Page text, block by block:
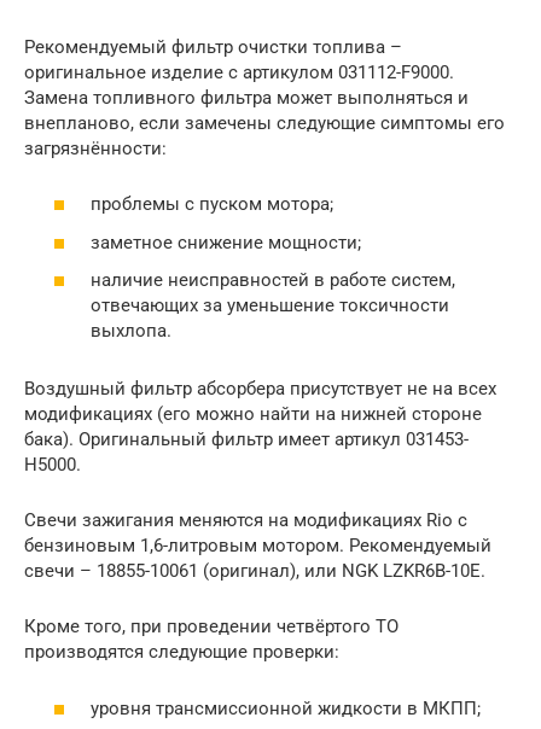
Рекомендуемый фильтр очистки топлива –
оригинальное изделие с артикулом 031112-F9000.
Замена топливного фильтра может выполняться и
внепланово, если замечены следующие симптомы его
загрязнённости:
проблемы с пуском мотора;
заметное снижение мощности;
наличие неисправностей в работе систем,
отвечающих за уменьшение токсичности
выхлопа.
Воздушный фильтр абсорбера присутствует не на всех
модификациях (его можно найти на нижней стороне
бака). Оригинальный фильтр имеет артикул 031453-
H5000.
Свечи зажигания меняются на модификациях Rio с
бензиновым 1,6-литровым мотором. Рекомендуемый
свечи – 18855-10061 (оригинал), или NGK LZKR6B-10E.
Кроме того, при проведении четвёртого ТО
производятся следующие проверки:
уровня трансмиссионной жидкости в МКПП;